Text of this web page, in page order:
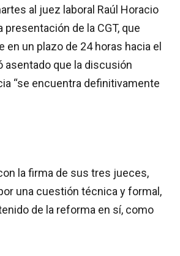
al juez laboral Raúl Horacio
presentación de la CGT, que
en un plazo de 24 horas hacia el
asentado que la discusión
“se encuentra definitivamente
la firma de sus tres jueces,
una cuestión técnica y formal,
de la reforma en sí, como